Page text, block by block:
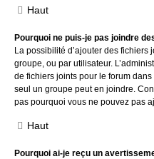
Haut
Pourquoi ne puis-je pas joindre
La possibilité d’ajouter des
groupe, ou par utilisateur.
de fichiers joints pour le forum
seul un groupe peut en joindre.
pas pourquoi vous ne pouvez pas
Haut
Pourquoi ai-je reçu un